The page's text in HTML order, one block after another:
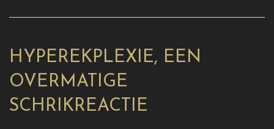
HYPEREKPLEXIE, EEN
OVERMATIGE
SCHRIKREACTIE